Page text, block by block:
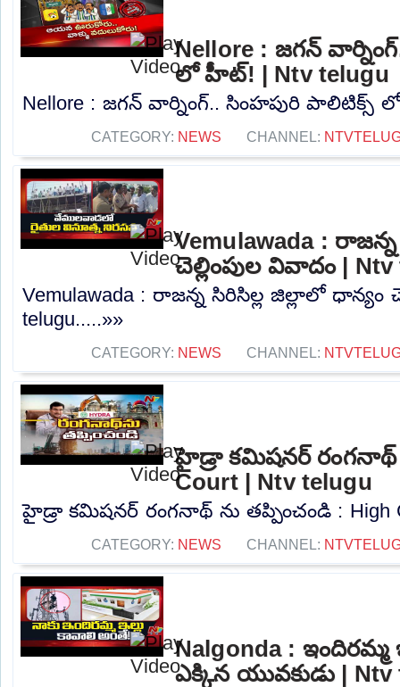
Nellore : జగన్
లో హీట్! | Ntv telugu
Nellore : జగన్ వార్నింగ్.. సింహపురి పాలిటిక్స్
CATEGORY: NEWS CHANNEL:
Vemulawada :
చెల్లింపుల వివాదం |
Vemulawada : రాజన్న సిరిసిల్ల జిల్లాలో ధాన్యం
telugu.....»»
CATEGORY: NEWS CHANNEL:
హైడ్రా కమిషనర్ రంగనాథ్
Court | Ntv telugu
హైడ్రా కమిషనర్ రంగనాథ్ ను తప్పించండి : High
CATEGORY: NEWS CHANNEL:
Nalgonda : ఇందిరమ్మ
ఎక్కిన యువకుడు | Ntv